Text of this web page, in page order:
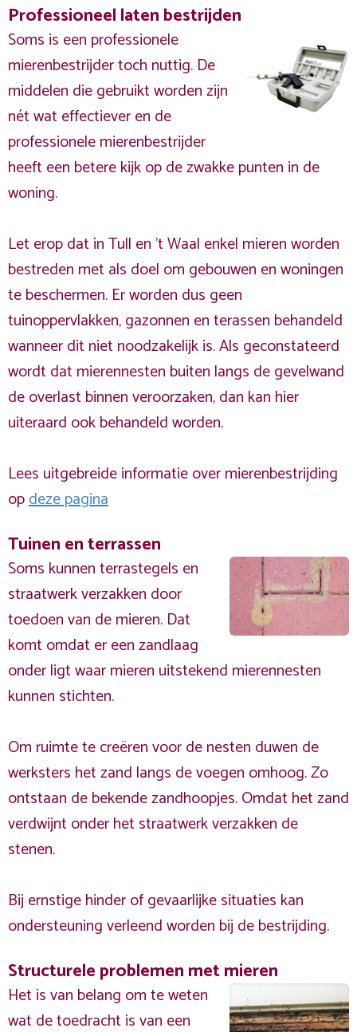
Professioneel laten bestrijden
Soms is een professionele
mierenbestrijder toch nuttig. De
middelen die gebruikt worden zijn
nét wat effectiever en de
professionele mierenbestrijder
heeft een betere kijk op de zwakke punten in de
woning.
Let erop dat in Tull en 't Waal enkel mieren worden
bestreden met als doel om gebouwen en woningen
te beschermen. Er worden dus geen
tuinoppervlakken, gazonnen en terassen behandeld
wanneer dit niet noodzakelijk is. Als geconstateerd
wordt dat mierennesten buiten langs de gevelwand
de overlast binnen veroorzaken, dan kan hier
uiteraard ook behandeld worden.
Lees uitgebreide informatie over mierenbestrijding
opdeze pagina
Tuinen en terrassen
Soms kunnen terrastegels en
straatwerk verzakken door
toedoen van de mieren. Dat
komt omdat er een zandlaag
onder ligt waar mieren uitstekend mierennesten
kunnen stichten.
Om ruimte te creëren voor de nesten duwen de
werksters het zand langs de voegen omhoog. Zo
ontstaan de bekende zandhoopjes. Omdat het zand
verdwijnt onder het straatwerk verzakken de
stenen.
Bij ernstige hinder of gevaarlijke situaties kan
ondersteuning verleend worden bij de bestrijding.
Structurele problemen met mieren
Het is van belang om te weten
wat de toedracht is van een